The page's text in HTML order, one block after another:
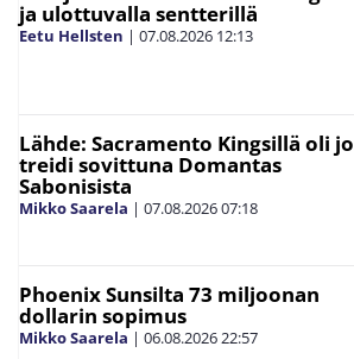
ja ulottuvalla sentterillä
Eetu Hellsten | 07.08.2026 12:13
Lähde: Sacramento Kingsillä oli jo
treidi sovittuna Domantas
Sabonisista
Mikko Saarela | 07.08.202607:18
Phoenix Sunsilta 73 miljoonan
dollarin sopimus
Mikko Saarela | 06.08.202622:57